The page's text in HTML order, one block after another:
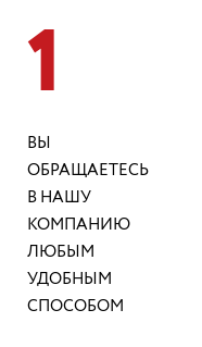
1
ВЫ
ОБРАЩАЕТЕСЬ
В НАШУ
КОМПАНИЮ
ЛЮБЫМ
УДОБНЫМ
СПОСОБОМ